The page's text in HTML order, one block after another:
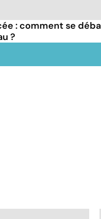
: comment se
?